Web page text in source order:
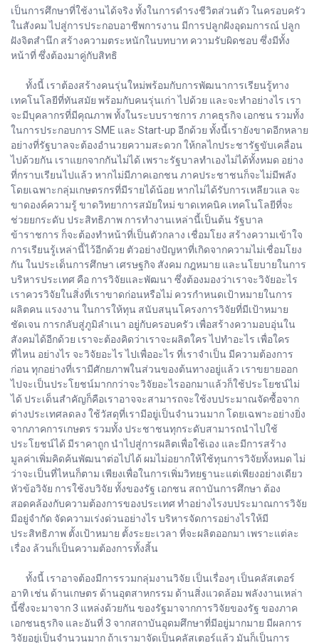
เป็นการศึกษาที่ใช้งานได้จริง ทั้งในการดำรงชีวิตส่วนตัว ในครอบครัว
ในสังคม ไปสู่การประกอบอาชีพการงาน มีการปลูกฝังอุดมการณ์ ปลูก
ฝังจิตสำนึก สร้างความตระหนักในบทบาท ความรับผิดชอบ ซึ่งมีทั้ง
หน้าที่ ซึ่งต้องมาคู่กับสิทธิ
ทั้งนี้ เราต้องสร้างคนรุ่นใหม่พร้อมกับการพัฒนาการเรียนรู้ทาง
เทคโนโลยีที่ทันสมัย พร้อมกับคนรุ่นเก่า ไปด้วย และจะทำอย่างไร เรา
จะมีบุคลากรที่มีคุณภาพ ทั้งในระบบราชการ ภาคธุรกิจ เอกชน รวมทั้ง
ในการประกอบการ SME และ Start-up อีกด้วย ทั้งนี้เรายังขาดอีกหลาย
อย่างที่รัฐบาลจะต้องอำนวยความสะดวก ให้กลไกประชารัฐขับเคลื่อน
ไปด้วยกัน เราแยกจากกันไม่ได้ เพราะรัฐบาลทำเองไม่ได้ทั้งหมด อย่าง
ที่กราบเรียนไปแล้ว หากไม่มีภาคเอกชน ภาคประชาชนก็จะไม่มีพลัง
โดยเฉพาะกลุ่มเกษตรกรที่มีรายได้น้อย หากไม่ได้รับการเหลียวแล จะ
ขาดองค์ความรู้ ขาดวิทยาการสมัยใหม่ ขาดเทคนิค เทคโนโลยีที่จะ
ช่วยยกระดับ ประสิทธิภาพ การทำงานเหล่านี้เป็นต้น รัฐบาล
ข้าราชการ ก็จะต้องทำหน้าที่เป็นตัวกลาง เชื่อมโยง สร้างความเข้าใจ
การเรียนรู้เหล่านี้ไว้อีกด้วย ตัวอย่างปัญหาที่เกิดจากความไม่เชื่อมโยง
กัน ในประเด็นการศึกษา เศรษฐกิจ สังคม กฎหมาย และนโยบายในการ
บริหารประเทศ คือ การวิจัยและพัฒนา ซึ่งต้องมองว่าเราจะวิจัยอะไร
เราควรวิจัยในสิ่งที่เราขาดก่อนหรือไม่ ควรกำหนดเป้าหมายในการ
ผลิตคน แรงงาน ในการให้ทุน สนับสนุนโครงการวิจัยที่มีเป้าหมาย
ชัดเจน การกลับสู่ภูมิลำเนา อยู่กับครอบครัว เพื่อสร้างความอบอุ่นใน
สังคมได้อีกด้วย เราจะต้องคิดว่าเราจะผลิตใคร ไปทำอะไร เพื่อใคร
ที่ไหน อย่างไร จะวิจัยอะไร ไปเพื่ออะไร ที่เราจำเป็น มีความต้องการ
ก่อน ทุกอย่างที่เรามีศักยภาพในส่วนของต้นทางอยู่แล้ว เราขยายออก
ไปจะเป็นประโยชน์มากกว่าจะวิจัยอะไรออกมาแล้วก็ใช้ประโยชน์ไม่
ได้ ประเด็นสำคัญก็คือเราอาจจะสามารถจะใช้งบประมาณจัดซื้อจาก
ต่างประเทศลดลง ใช้วัสดุที่เรามีอยู่เป็นจำนวนมาก โดยเฉพาะอย่างยิ่ง
จากภาคการเกษตร รวมทั้ง ประชาชนทุกระดับสามารถนำไปใช้
ประโยชน์ได้ มีราคาถูก นำไปสู่การผลิตเพื่อใช้เอง และมีการสร้าง
มูลค่าเพิ่มคิดค้นพัฒนาต่อไปได้ ผมไม่อยากให้ใช้ทุนการวิจัยทั้งหมด ไม่
ว่าจะเป็นที่ไหนก็ตาม เพียงเพื่อในการเพิ่มวิทยฐานะแต่เพียงอย่างเดียว
หัวข้อวิจัย การใช้งบวิจัย ทั้งของรัฐ เอกชน สถาบันการศึกษา ต้อง
สอดคล้องกับความต้องการของประเทศ ทำอย่างไรงบประมาณการวิจัย
มีอยู่จำกัด จัดความเร่งด่วนอย่างไร บริหารจัดการอย่างไรให้มี
ประสิทธิภาพ ตั้งเป้าหมาย ตั้งระยะเวลา ที่จะผลิตออกมา เพราะแต่ละ
เรื่อง ล้วนก็เป็นความต้องการทั้งสิ้น
ทั้งนี้ เราอาจต้องมีการรวมกลุ่มงานวิจัย เป็นเรื่องๆ เป็นคลัสเตอร์
อาทิ เช่น ด้านเกษตร ด้านอุตสาหกรรม ด้านสิ่งแวดล้อม พลังงานเหล่า
นี้ซึ่งจะมาจาก 3 แหล่งด้วยกัน ของรัฐมาจากการวิจัยของรัฐ ของภาค
เอกชนธุรกิจ และอันที่ 3 จากสถาบันอุดมศึกษาที่มีอยู่มากมาย มีผลการ
วิจัยอยู่เป็นจำนวนมาก ถ้าเรามาจัดเป็นคลัสเตอร์แล้ว มันก็เป็นการ